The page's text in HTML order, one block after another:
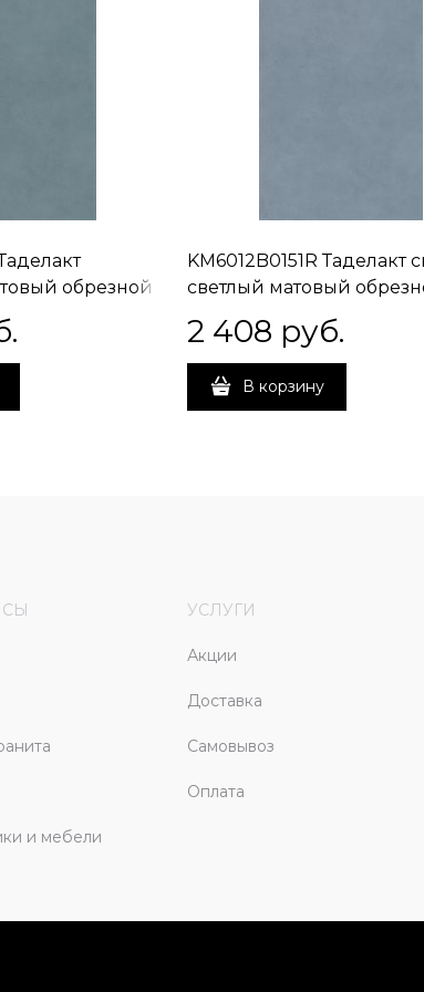
обрезной
KM6012B0151R Таделакт
светлый матовый
2 408 руб.
В корзину
и мебели
УСЛУГИ
Акции
Доставка
Самовывоз
Оплата